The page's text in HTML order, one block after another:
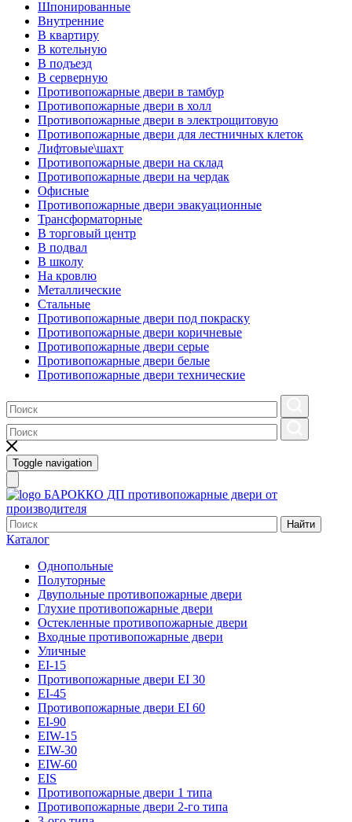
Шпонированные
Внутренние
В квартиру
В котельную
В подъезд
В серверную
Противопожарные двери в тамбур
Противопожарные двери в холл
Противопожарные двери в электрощитовую
Противопожарные двери для лестничных клеток
Лифтовые\шахт
Противопожарные двери на склад
Противопожарные двери на чердак
Офисные
Противопожарные двери эвакуационные
Трансформаторные
В торговый центр
В подвал
В школу
На кровлю
Металлические
Стальные
Противопожарные двери под покраску
Противопожарные двери коричневые
Противопожарные двери серые
Противопожарные двери белые
Противопожарные двери технические
Toggle navigation
БАРОККО ДП противопожарные двери от
производителя
Найти
Каталог
Однопольные
Полуторные
Двупольные противопожарные двери
Глухие противопожарные двери
Остекленные противопожарные двери
Входные противопожарные двери
Уличные
EI-15
Противопожарные двери EI 30
EI-45
Противопожарные двери EI 60
EI-90
EIW-15
EIW-30
EIW-60
EIS
Противопожарные двери 1 типа
Противопожарные двери 2-го типа